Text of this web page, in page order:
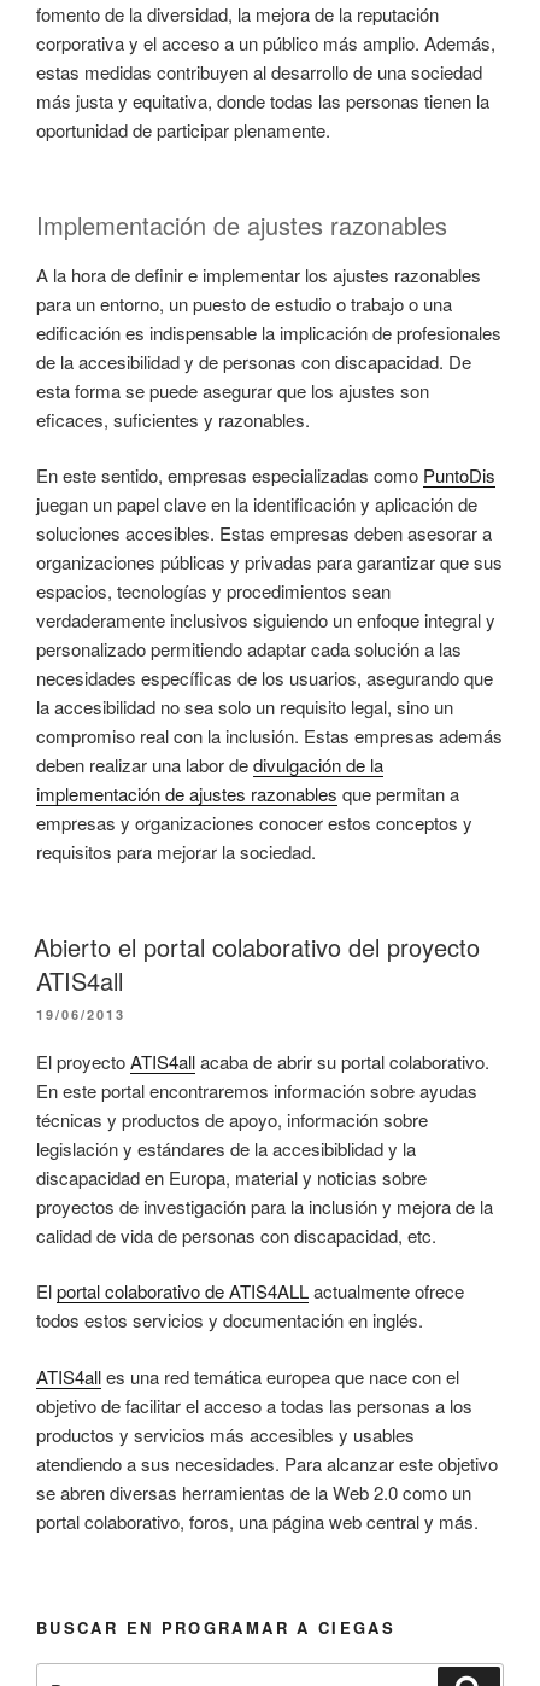
fomento de la diversidad, la mejora de la reputación
corporativa y el acceso a un público más amplio. Además,
estas medidas contribuyen al desarrollo de una sociedad
más justa y equitativa, donde todas las personas tienen la
oportunidad de participar plenamente.
Implementación de ajustes razonables
A la hora de definir e implementar los ajustes razonables
para un entorno, un puesto de estudio o trabajo o una
edificación es indispensable la implicación de profesionales
de la accesibilidad y de personas con discapacidad. De
esta forma se puede asegurar que los ajustes son
eficaces, suficientes y razonables.
En este sentido, empresas especializadas como PuntoDis
juegan un papel clave en la identificación y aplicación de
soluciones accesibles. Estas empresas deben asesorar a
organizaciones públicas y privadas para garantizar que sus
espacios, tecnologías y procedimientos sean
verdaderamente inclusivos siguiendo un enfoque integral y
personalizado permitiendo adaptar cada solución a las
necesidades específicas de los usuarios, asegurando que
la accesibilidad no sea solo un requisito legal, sino un
compromiso real con la inclusión. Estas empresas además
deben realizar una labor dedivulgación de la
implementación de ajustes razonables que permitan a
empresas y organizaciones conocer estos conceptos y
requisitos para mejorar la sociedad.
Abierto el portal colaborativo del proyecto
ATIS4all
PUBLICADO
19/06/2013
El proyectoATIS4allacaba de abrir su portal colaborativo.
En este portal encontraremos información sobre ayudas
técnicas y productos de apoyo, información sobre
legislación y estándares de la accesibiblidad y la
discapacidad en Europa, material y noticias sobre
proyectos de investigación para la inclusión y mejora de la
calidad de vida de personas con discapacidad, etc.
Elportal colaborativo de ATIS4ALLactualmente ofrece
todos estos servicios y documentación en inglés.
ATIS4alles una red temática europea que nace con el
objetivo de facilitar el acceso a todas las personas a los
productos y servicios más accesibles y usables
atendiendo a sus necesidades. Para alcanzar este objetivo
se abren diversas herramientas de la Web 2.0 como un
portal colaborativo, foros, una página web central y más.
BUSCAR EN PROGRAMAR A CIEGAS